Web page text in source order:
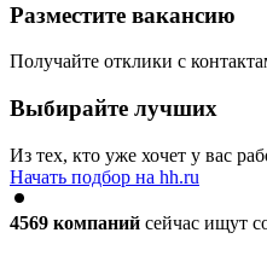
Разместите вакансию
Получайте отклики с
Выбирайте лучших
Из тех, кто уже хочет у вас
Начать подбор на hh.ru
4569 компаний сейчас ищут